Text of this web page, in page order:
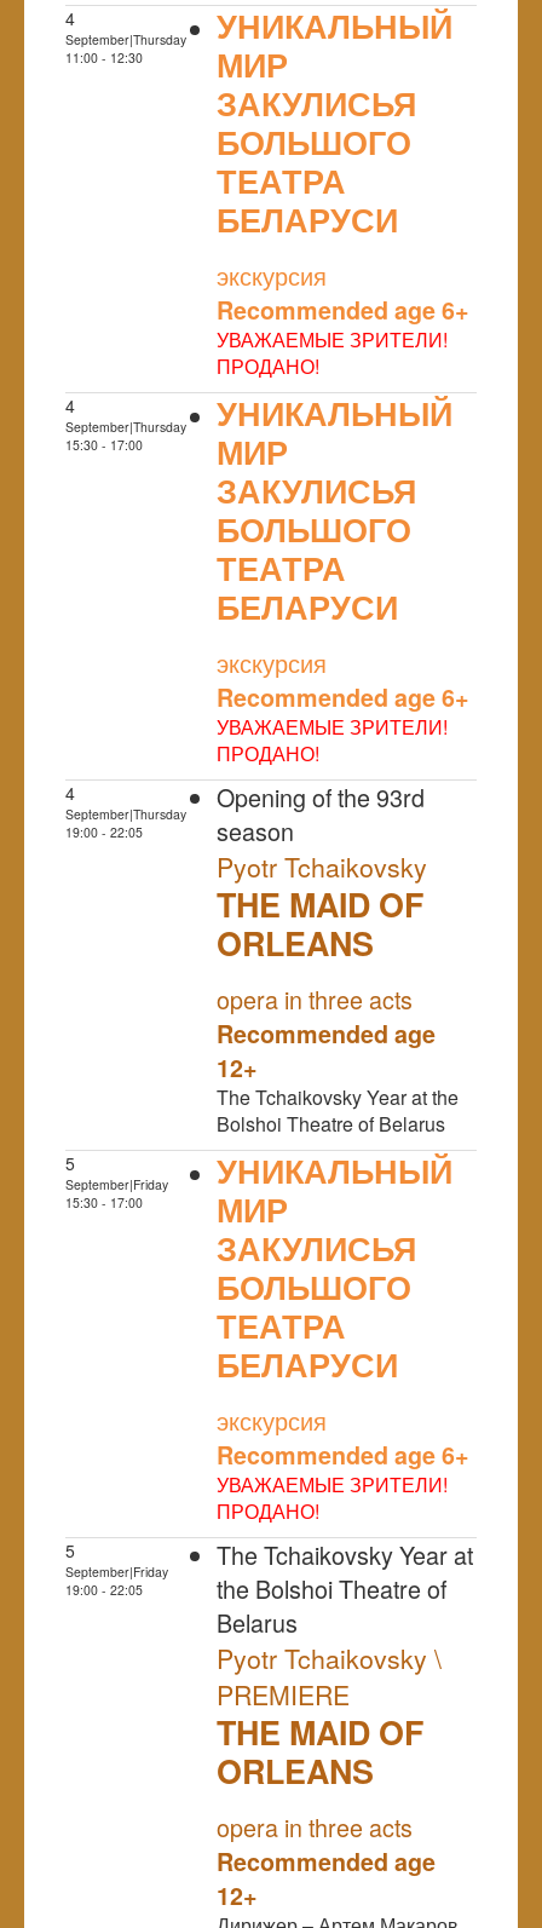
4
September|Thursday
11:00 - 12:30
УНИКАЛЬНЫЙ
МИР
ЗАКУЛИСЬЯ
БОЛЬШОГО
ТЕАТРА
БЕЛАРУСИ
экскурсия
Recommended age 6+
УВАЖАЕМЫЕ ЗРИТЕЛИ!
ПРОДАНО!
4
September|Thursday
15:30 - 17:00
УНИКАЛЬНЫЙ
МИР
ЗАКУЛИСЬЯ
БОЛЬШОГО
ТЕАТРА
БЕЛАРУСИ
экскурсия
Recommended age 6+
УВАЖАЕМЫЕ ЗРИТЕЛИ!
ПРОДАНО!
4
September|Thursday
19:00 - 22:05
Opening of the 93rd
season
Pyotr Tchaikovsky
THE MAID OF
ORLEANS
opera in three acts
Recommended age
12+
The Tchaikovsky Year at the
Bolshoi Theatre of Belarus
5
September|Friday
15:30 - 17:00
УНИКАЛЬНЫЙ
МИР
ЗАКУЛИСЬЯ
БОЛЬШОГО
ТЕАТРА
БЕЛАРУСИ
экскурсия
Recommended age 6+
УВАЖАЕМЫЕ ЗРИТЕЛИ!
ПРОДАНО!
5
September|Friday
19:00 - 22:05
The Tchaikovsky Year at
the Bolshoi Theatre of
Belarus
Pyotr Tchaikovsky \
PREMIERE
THE MAID OF
ORLEANS
opera in three acts
Recommended age
12+